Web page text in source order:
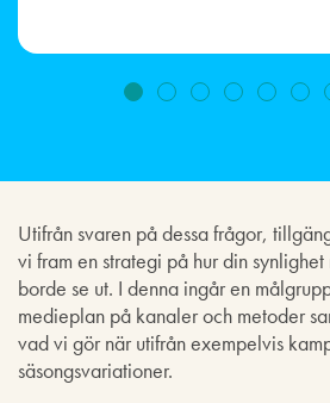
Utifrån svaren på dessa frågor,
vi fram en strategi på hur din
borde se ut. I denna ingår en
medieplan på kanaler och metoder
vad vi gör när utifrån exempelvis
säsongsvariationer.